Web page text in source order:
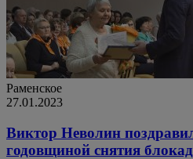
Раменское
27.01.2023
Виктор Неволин
годовщиной снятия